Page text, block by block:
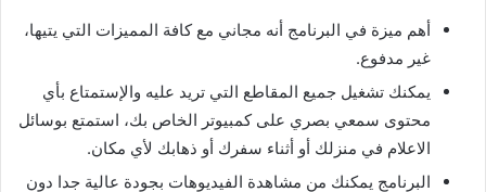
أهم ميزة في البرنامج أنه مجاني مع كافة المميزات التي يتيها،
غير مدفوع.
يمكنك تشغيل جميع المقاطع التي تريد عليه والإستمتاع بأي
محتوى سمعي بصري على كمبيوتر الخاص بك، استمتع بوسائل
الاعلام في منزلك أو أثناء سفرك أو ذهابك لأي مكان.
البرنامج يمكنك من مشاهدة الفيديوهات بجودة عالية جدا دون